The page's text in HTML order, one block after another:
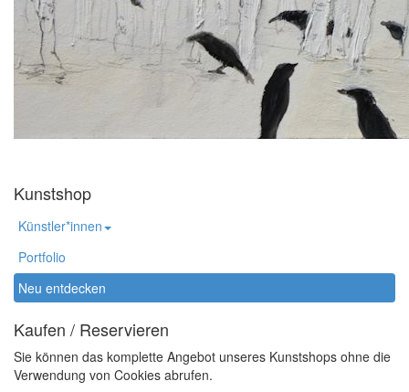
Kunstshop
Künstler*innen
Portfolio
Neu entdecken
Kaufen / Reservieren
Sie können das komplette Angebot unseres Kunstshops ohne die
Verwendung von Cookies abrufen.